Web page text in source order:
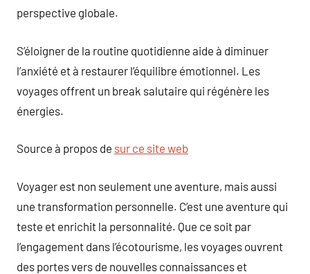
perspective globale.
S’éloigner de la routine quotidienne aide à diminuer
l’anxiété et à restaurer l’équilibre émotionnel. Les
voyages offrent un break salutaire qui régénère les
énergies.
Source à propos de sur ce site web
Voyager est non seulement une aventure, mais aussi
une transformation personnelle. C’est une aventure qui
teste et enrichit la personnalité. Que ce soit par
l’engagement dans l’écotourisme, les voyages ouvrent
des portes vers de nouvelles connaissances et